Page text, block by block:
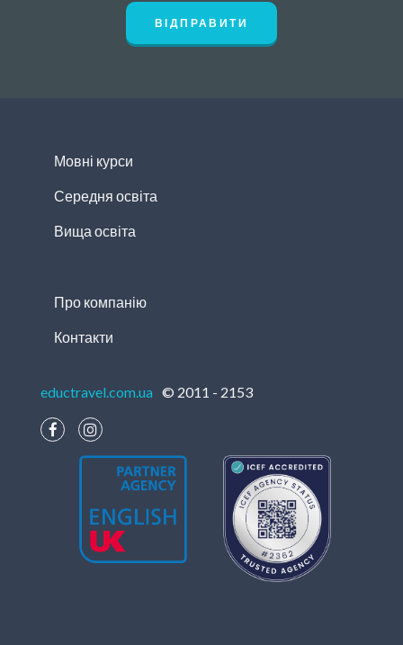
ВІДПРАВИТИ
Мовні курси
Середня освіта
Вища освіта
Про компанію
Контакти
eductravel.com.ua © 2011 - 2153